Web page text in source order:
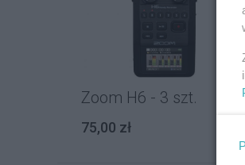
Zoom H6 - 3 szt.
75,00 zł